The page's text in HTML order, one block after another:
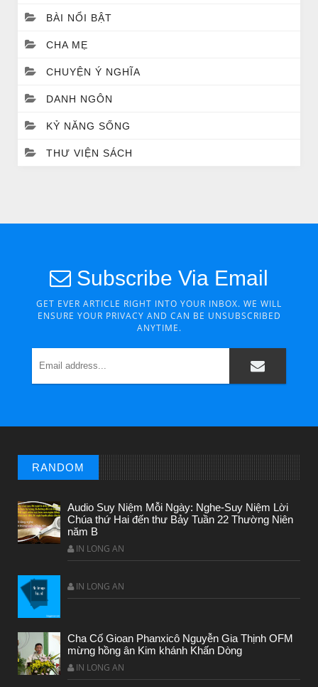
CHUYỆN Ý NGHĨA
CÔ BÉ BÁN DIÊM
CHUYỆN Ý NGHĨA
ĐÊM NOEL ĐẸP NHẤT TRONG ĐỜI
CHUYỆN Ý NGHĨA
Chuyện Ý Nghĩa: Chết vì yêu
BÀI NỔI BẬT
CHA MẸ
CHUYỆN Ý NGHĨA
DANH NGÔN
KỶ NĂNG SỐNG
THƯ VIỆN SÁCH
Subscribe Via Email
GET EVER ARTICLE RIGHT INTO YOUR INBOX. WE WILL
ENSURE YOUR PRIVACY AND CAN BE UNSUBSCRIBED
ANYTIME.
RANDOM
Audio Suy Niệm Mỗi Ngày: Nghe-Suy Niệm Lời
Chúa thứ Hai đến thư Bảy Tuần 22 Thường Niên
năm B
IN LONG AN
IN LONG AN
Cha Cố Gioan Phanxicô Nguyễn Gia Thịnh OFM
mừng hồng ân Kim khánh Khấn Dòng
IN LONG AN